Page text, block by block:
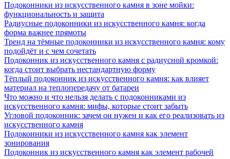
Подоконники из искусственного камня в зоне мойки:
функциональность и защита
Радиусные подоконники из искусственного камня: когда
форма важнее прямоты
Тренд на тёмные подоконники из искусственного камня: кому
подойдёт и с чем сочетать
Подоконник из искусственного камня с радиусной кромкой:
когда стоит выбрать нестандартную форму
Тёплый подоконник из искусственного камня: как влияет
материал на теплопередачу от батареи
Что можно и что нельзя делать с подоконниками из
искусственного камня: мифы, которые стоит забыть
Угловой подоконник: зачем он нужен и как его реализовать из
искусственного камня
Подоконники из искусственного камня как элемент
зонирования
Подоконник из искусственного камня как элемент рабочей